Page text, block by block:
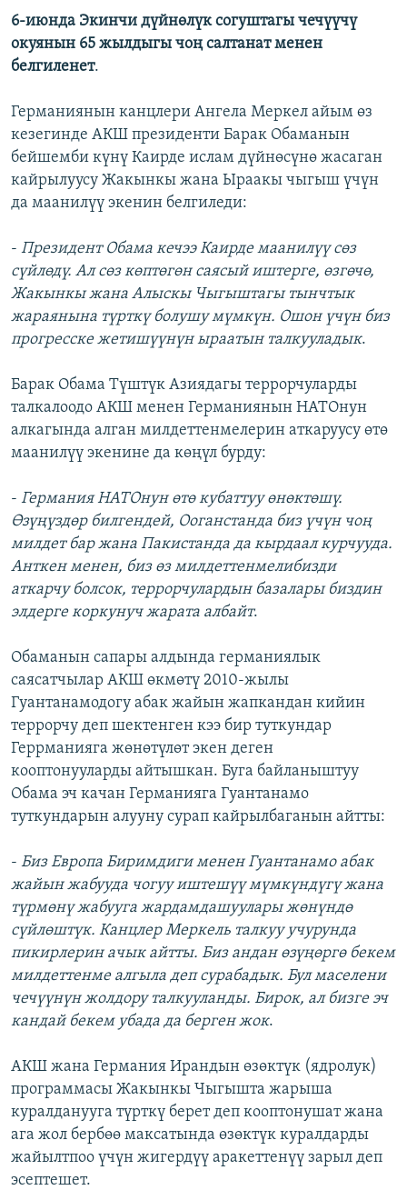
6-июнда Экинчи дүйнөлүк согуштагы чечүүчү
окуянын 65 жылдыгы чоң салтанат менен
белгиленет.
Германиянын канцлери Ангела Меркел айым өз
кезегинде АКШ президенти Барак Обаманын
бейшемби күнү Каирде ислам дүйнөсүнө жасаган
кайрылуусу Жакынкы жана Ыраакы чыгыш үчүн
да маанилүү экенин белгиледи:
- Президент Обама кечээ Каирде маанилүү сөз
сүйлөдү. Ал сөз көптөгөн саясый иштерге, өзгөчө,
Жакынкы жана Алыскы Чыгыштагы тынчтык
жараянына түрткү болушу мүмкүн. Ошон үчүн биз
прогресске жетишүүнүн ыраатын талкууладык.
Барак Обама Түштүк Азиядагы террорчуларды
талкалоодо АКШ менен Германиянын НАТОнун
алкагында алган милдеттенмелерин аткаруусу өтө
маанилүү экенине да көңүл бурду:
- Германия НАТОнун өтө кубаттуу өнөктөшү.
Өзүңүздөр билгендей, Ооганстанда биз үчүн чоң
милдет бар жана Пакистанда да кырдаал курчууда.
Анткен менен, биз өз милдеттенмелибизди
аткарчу болсок, террорчулардын базалары биздин
элдерге коркунуч жарата албайт.
Обаманын сапары алдында германиялык
саясатчылар АКШ өкмөтү 2010-жылы
Гуантанамодогу абак жайын жапкандан кийин
террорчу деп шектенген кээ бир туткундар
Геррманияга жөнөтүлөт экен деген
кооптонууларды айтышкан. Буга байланыштуу
Обама эч качан Германияга Гуантанамо
туткундарын алууну сурап кайрылбаганын айтты:
- Биз Европа Биримдиги менен Гуантанамо абак
жайын жабууда чогуу иштешүү мүмкүндүгү жана
түрмөнү жабууга жардамдашуулары жөнүндө
сүйлөштүк. Канцлер Меркель талкуу учурунда
пикирлерин ачык айтты. Биз андан өзүңөргө бекем
милдеттенме алгыла деп сурабадык. Бул маселени
чечүүнүн жолдору талкууланды. Бирок, ал бизге эч
кандай бекем убада да берген жок.
АКШ жана Германия Ирандын өзөктүк (ядролук)
программасы Жакынкы Чыгышта жарыша
куралданууга түрткү берет деп кооптонушат жана
ага жол бербөө максатында өзөктүк куралдарды
жайылтпоо үчүн жигердүү аракеттенүү зарыл деп
эсептешет.